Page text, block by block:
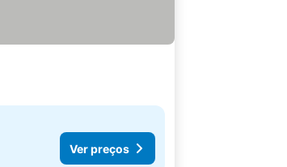
Ver preços